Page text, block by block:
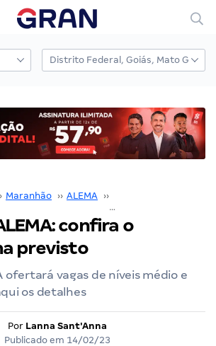
Maranhão ›› ALEMA ››
confira o
previsto
ofertará vagas de níveis médio e
os detalhes
Por Lanna Sant'Anna
Publicado em 14/02/23